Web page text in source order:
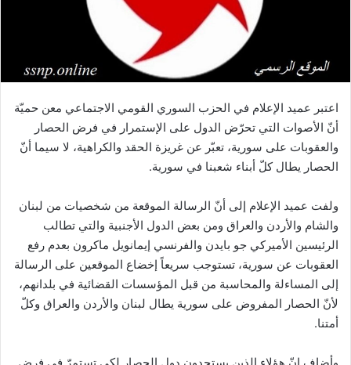
اعتبر عميد الإعلام في الحزب السوري القومي الاجتماعي معن حميّة
أنّ الأصوات التي تحرّض الدول على الإستمرار في فرض الحصار
والعقوبات على سورية، تعبّر عن غريزة الحقد والكراهية، لا سيما أنّ
الحصار يطال كلّ أبناء شعبنا في سورية.
ولفت عميد الإعلام إلى أنّ الرسالة الموقعة من شخصيات من لبنان
والشام والأردن والعراق ومن بعض الدول الأجنبية والتي تطالب
الرئيسين الأميركي جو بايدن والفرنسي إيمانويل ماكرون بعدم رفع
العقوبات عن سورية، تستوجب سريعاً إخضاع الموقعين على الرسالة
إلى المساءلة والمحاسبة من قبل المؤسسات القضائية في بلدانهم،
لأنّ الحصار المفروض على سورية يطال لبنان والأردن والعراق وكلّ
أمتنا.